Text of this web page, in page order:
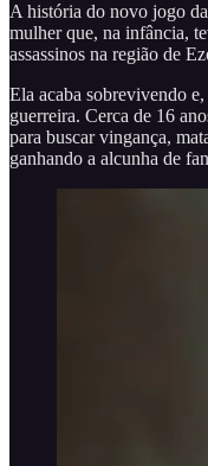
A história do novo jogo
mulher que, na infância,
assassinos na região de
Ela acaba sobrevivendo
guerreira. Cerca de 16
para buscar vingança,
ganhando a alcunha de